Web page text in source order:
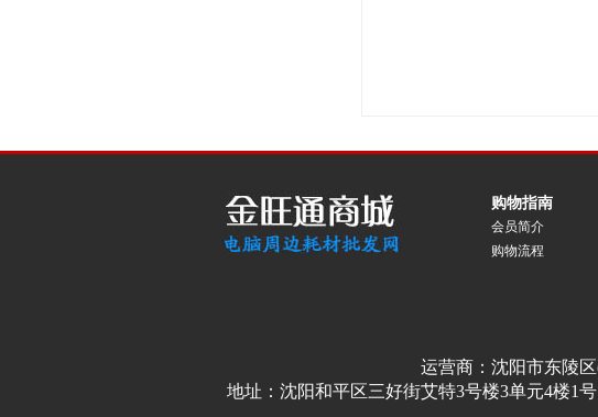
购物指南
会员简介
购物流程
运营商：沈阳市东陵
地址：沈阳和平区三好街艾特3号楼3单元4楼1